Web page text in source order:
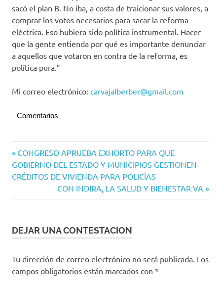
sacó el plan B. No iba, a costa de traicionar sus valores, a
comprar los votos necesarios para sacar la reforma
eléctrica. Eso hubiera sido política instrumental. Hacer
que la gente entienda por qué es importante denunciar
a aquellos que votaron en contra de la reforma, es
política pura.”
Mi correo electrónico: carvajalberber@gmail.com
Comentarios
Navegación
de
entradas
Entrada
anterior:
CONGRESO APRUEBA EXHORTO PARA QUE
GOBIERNO DEL ESTADO Y MUNICIPIOS GESTIONEN
CRÉDITOS DE VIVIENDA PARA POLICÍAS
Siguiente
entrada:
CON INDIRA, LA SALUD Y BIENESTAR VA
DEJAR UNA CONTESTACION
Tu dirección de correo electrónico no será publicada. Los
campos obligatorios están marcados con *